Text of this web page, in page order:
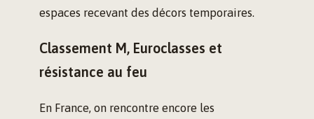
espaces recevant des décors temporaires.
Classement M, Euroclasses et
résistance au feu
En France, on rencontre encore les